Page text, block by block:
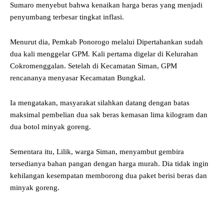
Sumaro menyebut bahwa kenaikan harga beras yang menjadi
penyumbang terbesar tingkat inflasi.
Menurut dia, Pemkab Ponorogo melalui Dipertahankan sudah
dua kali menggelar GPM. Kali pertama digelar di Kelurahan
Cokromenggalan. Setelah di Kecamatan Siman, GPM
rencananya menyasar Kecamatan Bungkal.
Ia mengatakan, masyarakat silahkan datang dengan batas
maksimal pembelian dua sak beras kemasan lima kilogram dan
dua botol minyak goreng.
Sementara itu, Lilik, warga Siman, menyambut gembira
tersedianya bahan pangan dengan harga murah. Dia tidak ingin
kehilangan kesempatan memborong dua paket berisi beras dan
minyak goreng.